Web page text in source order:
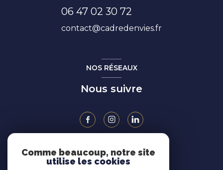
06 47 02 30 72
contact@cadredenvies.fr
NOS RÉSEAUX
Nous suivre
ADHÉRENTS
Comme beaucoup, notre site
utilise les cookies